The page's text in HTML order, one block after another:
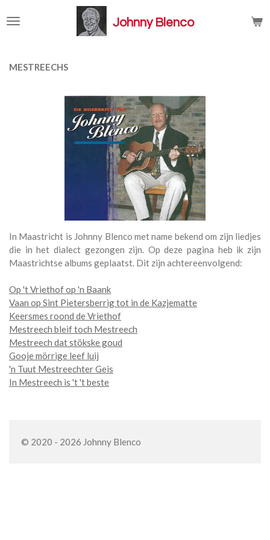
direct
hoofdinhoud
Johnny Blenco
MESTREECHS
In Maastricht is Johnny Blenco met name bekend om zijn liedjes
die in het dialect gezongen zijn. Op deze pagina heb ik zijn
Maastrichtse albums geplaatst. Dit zijn achtereenvolgend:
Op 't Vriethof op 'n Baank
Vaan op Sint Pietersberrig tot in de Kazjematte
Keersmes roond de Vriethof
Mestreech bleif toch Mestreech
Mestreech dat stökske goud
Gooje mörrige leef luij
'n Tuut Mestreechter Geis
In Mestreech is 't 't beste
© 2020 - 2026 Johnny Blenco